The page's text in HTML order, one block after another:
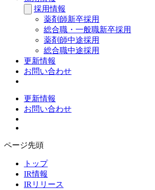
採用情報
薬剤師新卒採用
総合職・一般職新卒採用
薬剤師中途採用
総合職中途採用
更新情報
お問い合わせ
更新情報
お問い合わせ
ページ先頭
トップ
IR情報
IRリリース